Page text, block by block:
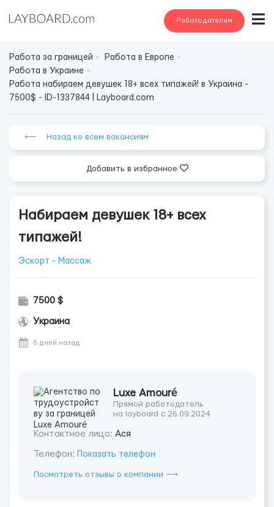
Работодателям
Работа за границей
Работа в Европе
Работа в Украине
Работа набираем девушек 18+ всех типажей! в Украина -
7500$ - ID-1337844 | Layboard.com
⟵ Назад ко всем вакансиям
Добавить в избранное
Набираем девушек 18+ всех
типажей!
Эскорт - Массаж
7500 $
Украина
6 дней назад
Luxe Amouré
Прямой работодатель
на layboard с 26.09.2024
Контактное лицо: Ася
Телефон: Показать телефон
Посмотреть отзывы о компании ⟶